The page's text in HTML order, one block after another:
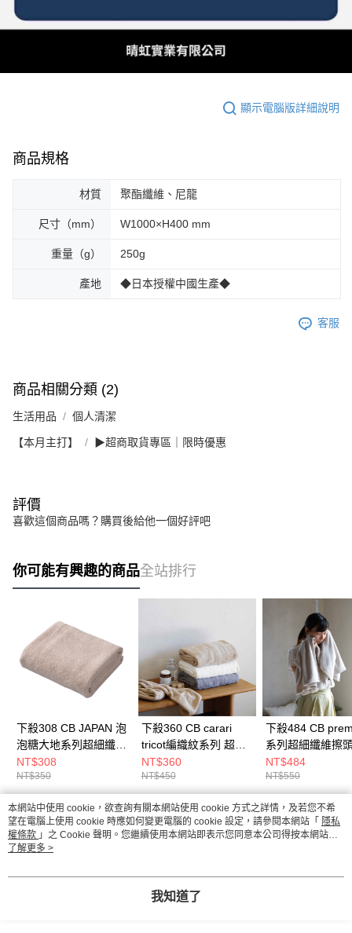
顯示電腦版詳細說明
商品規格
材質 聚酯纖維、尼龍
尺寸（mm） W1000×H400 mm
重量（g） 250g
產地 ◆日本授權中國生產◆
客服
商品相關分類 (2)
生活用品 個人清潔
【本月主打】 ▶超商取貨專區｜限時優惠
評價
喜歡這個商品嗎？購買後給他一個好評吧
你可能有興趣的商品全站排行
下殺308 CB JAPAN 泡
泡糖大地系列超細纖維
4倍吸水擦頭巾 大地棕/
擦頭包巾/毛巾/衛浴用
品 26Aug001
NT$308
NT$350
下殺360 CB carari
tricot編織紋系列 超細
纖維擦頭巾/吸水頭巾/
包頭巾/擦頭巾
26Aug001
NT$360
NT$450
下殺484 CB
系列超細纖維擦
包頭巾/吸水頭巾/
用品 26Aug001
NT$484
NT$550
熱門標籤
本網站中使用 cookie，欲查詢有關本網站使用 cookie 方式之詳情，及若您不希
望在電腦上使用 cookie 時應如何變更電腦的 cookie 設定，請參閱本網站「 隱私
權條款 」之 Cookie 聲明。您繼續使用本網站即表示您同意本公司得按本網站使
用條款之 Cookie 聲明使用 cookie。
了解更多 >
我知道了